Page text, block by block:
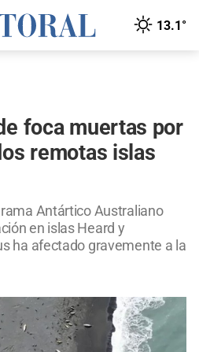
13.1°
foca muertas por
remotas islas
Antártico Australiano
en islas Heard y
ha afectado gravemente a la